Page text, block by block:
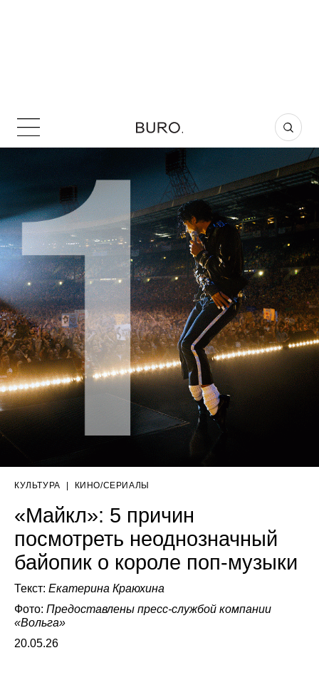
КУЛЬТУРА КИНО/СЕРИАЛЫ
«Майкл»: 5 причин
посмотреть неоднозначный
байопик о короле поп-музыки
Текст: Екатерина Краюхина
Фото: Предоставлены пресс-службой компании
«Вольга»
20.05.26